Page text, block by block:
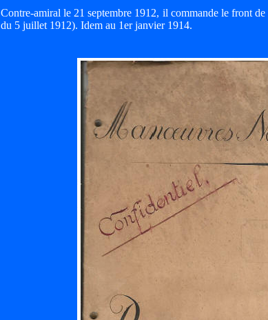
Contre-amiral le 21 septembre 1912, il commande le front
du 5 juillet 1912). Idem au 1er janvier 1914.